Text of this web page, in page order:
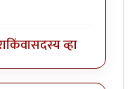
किंवासदस्य व्हा